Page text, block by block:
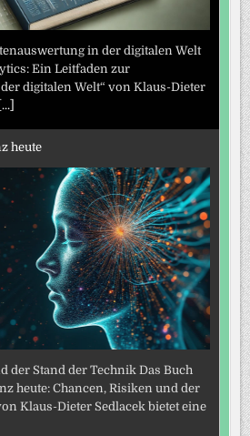
in der digitalen Welt
Ein Leitfaden zur
digitalen Welt“ von Klaus-Dieter
[...]
heute
der Stand der Technik Das Buch
heute: Chancen, Risiken und der
Klaus-Dieter Sedlacek bietet eine